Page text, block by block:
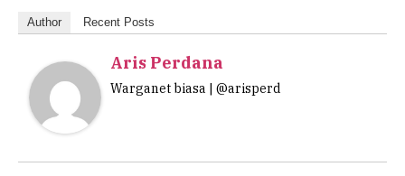
Author Recent Posts
Aris Perdana
Warganet biasa | @arisperd